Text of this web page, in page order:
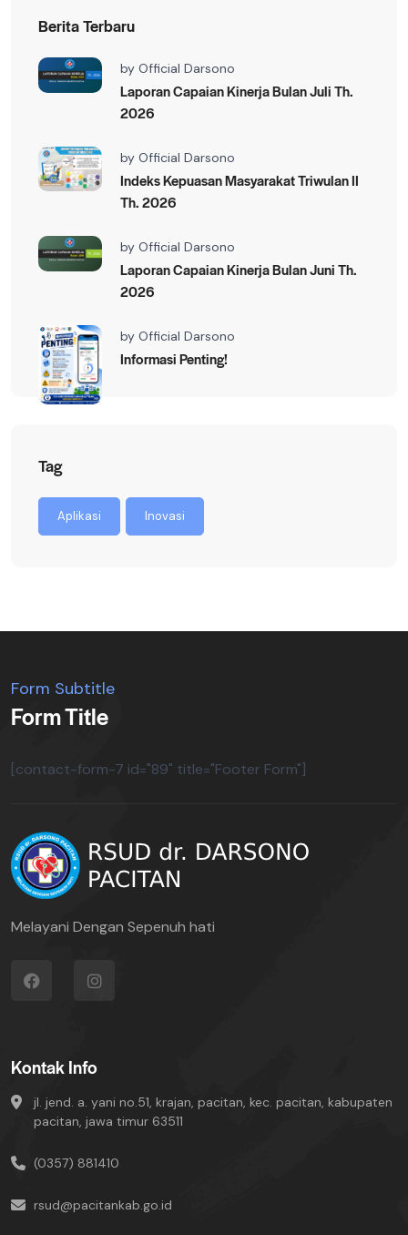
Berita Terbaru
by Official Darsono
Laporan Capaian Kinerja Bulan Juli Th.
2026
by Official Darsono
Indeks Kepuasan Masyarakat Triwulan II
Th. 2026
by Official Darsono
Laporan Capaian Kinerja Bulan Juni Th.
2026
by Official Darsono
Informasi Penting!
Tag
Aplikasi Inovasi
Form Subtitle
Form Title
[contact-form-7 id="89" title="Footer Form"]
Melayani Dengan Sepenuh hati
Kontak Info
jl. jend. a. yani no.51, krajan, pacitan, kec. pacitan, kabupaten
pacitan, jawa timur 63511
(0357) 881410
rsud@pacitankab.go.id